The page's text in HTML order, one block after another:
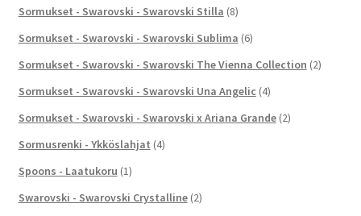
Sormukset - Swarovski - Swarovski Stilla (8)
Sormukset - Swarovski - Swarovski Sublima (6)
Sormukset - Swarovski - Swarovski The Vienna Collection (2)
Sormukset - Swarovski - Swarovski Una Angelic (4)
Sormukset - Swarovski - Swarovski x Ariana Grande (2)
Sormusrenki - Ykköslahjat (4)
Spoons - Laatukoru (1)
Swarovski - Swarovski Crystalline (2)